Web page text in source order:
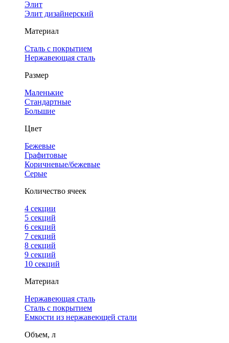
Элит
Элит дизайнерский
Материал
Сталь с покрытием
Нержавеющая сталь
Размер
Маленькие
Стандартные
Большие
Цвет
Бежевые
Графитовые
Коричневые/бежевые
Серые
Количество ячеек
4 cекции
5 секций
6 секций
7 секций
8 секций
9 секций
10 секций
Материал
Нержавеющая сталь
Сталь с покрытием
Емкости из нержавеющей стали
Объем, л